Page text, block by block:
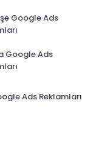
Google Ads
Google Ads
Ads Reklamları